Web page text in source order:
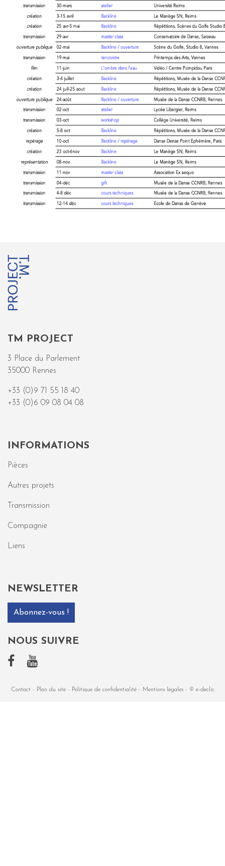
TM PROJECT
3 Place du Parlement
35000 Rennes
+33 (0)9 71 55 18 40
+33 (0)6 09 08 04 08
INFORMATIONS
Pièces
Autres projets
Transmission
Compagnie
Liens
NEWSLETTER
Abonnez-vous !
NOUS SUIVRE
Contact - Plan du site- Politique de confidentialité- Mentions légales- © e-declic